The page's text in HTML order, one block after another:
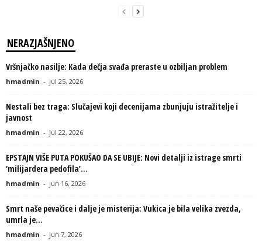
NERAZJAŠNJENO
Vršnjačko nasilje: Kada dečja svađa preraste u ozbiljan problem
hmadmin - jul 25, 2026
Nestali bez traga: Slučajevi koji decenijama zbunjuju istražitelje i
javnost
hmadmin - jul 22, 2026
EPSTAJN VIŠE PUTA POKUŠAO DA SE UBIJE: Novi detalji iz istrage smrti
‘milijardera pedofila’...
hmadmin - jun 16, 2026
Smrt naše pevačice i dalje je misterija: Vukica je bila velika zvezda,
umrla je...
hmadmin - jun 7, 2026